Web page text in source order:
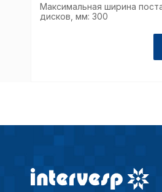
Максимальная ширина
дисков, мм: 300